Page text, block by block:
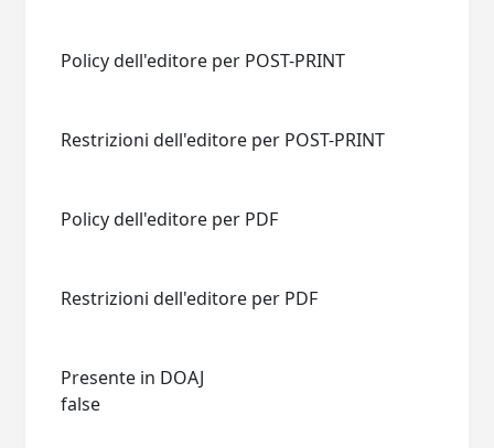
Policy dell'editore per POST-PRINT
Restrizioni dell'editore per POST-PRINT
Policy dell'editore per PDF
Restrizioni dell'editore per PDF
Presente in DOAJ